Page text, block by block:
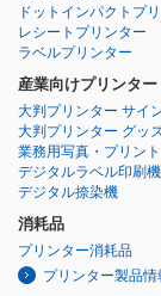
ドットインパクトプ
レシートプリンター
ラベルプリンター
産業向けプリンタ
大判プリンター サイ
大判プリンター グッ
業務用写真・プリン
デジタルラベル印刷機
デジタル捺染機
消耗品
プリンター消耗品
プリンター製品情